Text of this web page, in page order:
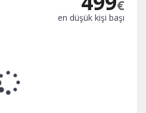
€
en düşük kişi başı